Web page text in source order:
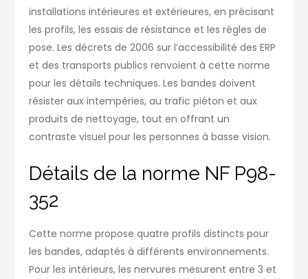
installations intérieures et extérieures, en précisant
les profils, les essais de résistance et les règles de
pose. Les décrets de 2006 sur l’accessibilité des ERP
et des transports publics renvoient à cette norme
pour les détails techniques. Les bandes doivent
résister aux intempéries, au trafic piéton et aux
produits de nettoyage, tout en offrant un
contraste visuel pour les personnes à basse vision.
Détails de la norme NF P98-
352
Cette norme propose quatre profils distincts pour
les bandes, adaptés à différents environnements.
Pour les intérieurs, les nervures mesurent entre 3 et